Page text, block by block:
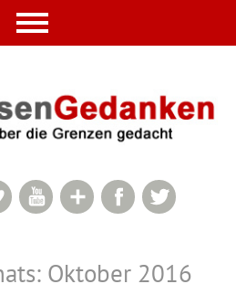
Twitter
Facebook
Google+
YouTube
Vimeo
Oktober 2016